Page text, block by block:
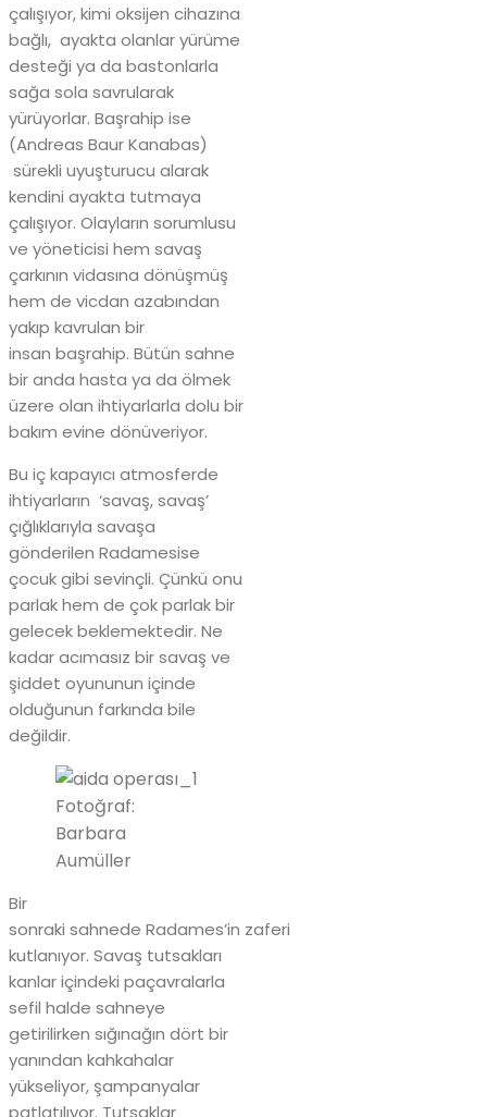
çalışıyor, kimi oksijen cihazına
bağlı, ayakta olanlar yürüme
desteği ya da bastonlarla
sağa sola savrularak
yürüyorlar. Başrahip ise
(Andreas Baur Kanabas)
sürekli uyuşturucu alarak
kendini ayakta tutmaya
çalışıyor. Olayların sorumlusu
ve yöneticisi hem savaş
çarkının vidasına dönüşmüş
hem de vicdan azabından
yakıp kavrulan bir
insan başrahip. Bütün sahne
bir anda hasta ya da ölmek
üzere olan ihtiyarlarla dolu bir
bakım evine dönüveriyor.
Bu iç kapayıcı atmosferde
ihtiyarların ‘savaş, savaş’
çığlıklarıyla savaşa
gönderilen Radamesise
çocuk gibi sevinçli. Çünkü onu
parlak hem de çok parlak bir
gelecek beklemektedir. Ne
kadar acımasız bir savaş ve
şiddet oyununun içinde
olduğunun farkında bile
değildir.
Fotoğraf:
Barbara
Aumüller
Bir
sonraki sahnede Radames’in zaferi
kutlanıyor. Savaş tutsakları
kanlar içindeki paçavralarla
sefil halde sahneye
getirilirken sığınağın dört bir
yanından kahkahalar
yükseliyor, şampanyalar
patlatılıyor. Tutsaklar